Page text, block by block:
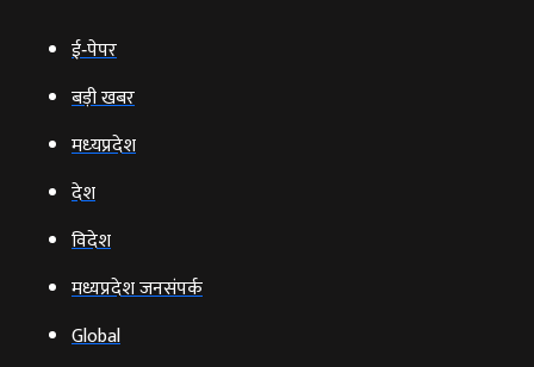
ई‑पेपर
बड़ी खबर
मध्‍यप्रदेश
देश
विदेश
मध्यप्रदेश जनसंपर्क
Global